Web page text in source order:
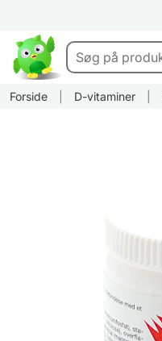
Forside D-vitaminer